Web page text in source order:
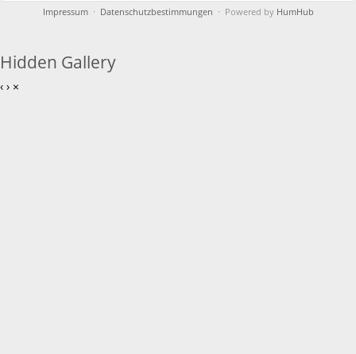
Impressum· Datenschutzbestimmungen · Powered by HumHub
Hidden Gallery
‹ › ×